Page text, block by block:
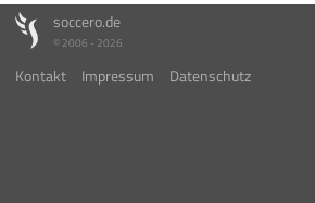
soccero.de
© 2006 - 2026
Kontakt Impressum Datenschutz